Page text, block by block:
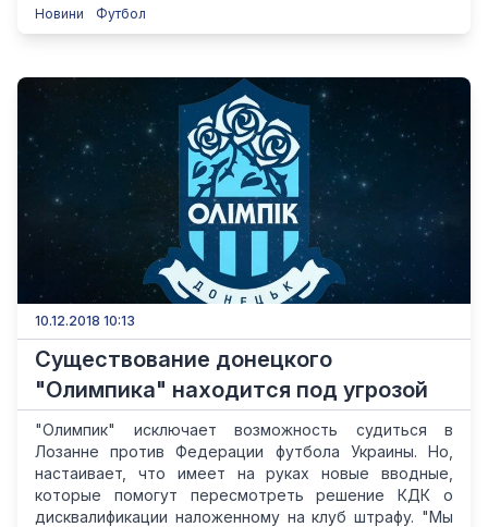
Новини Футбол
10.12.2018 10:13
Существование донецкого
"Олимпика" находится под угрозой
"Олимпик" исключает возможность судиться в
Лозанне против Федерации футбола Украины. Но,
настаивает, что имеет на руках новые вводные,
которые помогут пересмотреть решение КДК о
дисквалификации наложенному на клуб штрафу. "Мы